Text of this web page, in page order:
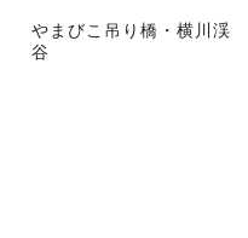
やまびこ吊り橋・横川渓
谷